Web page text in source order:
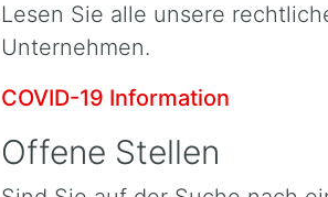
Lesen Sie alle unsere
Unternehmen.
COVID-19 Information
Offene Stellen